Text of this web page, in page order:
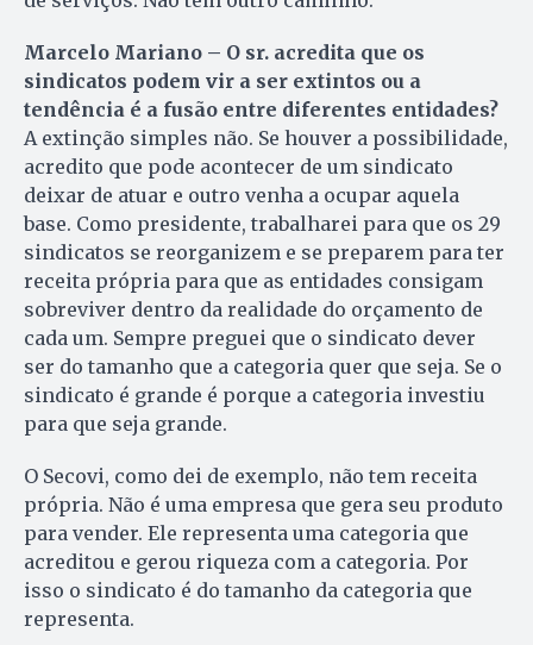
Marcelo Mariano – O sr. acredita que os
sindicatos podem vir a ser extintos ou a
tendência é a fusão entre diferentes entidades?
A extinção simples não. Se houver a possibilidade,
acredito que pode acontecer de um sindicato
deixar de atuar e outro venha a ocupar aquela
base. Como presidente, trabalharei para que os 29
sindicatos se reorganizem e se preparem para ter
receita própria para que as entidades consigam
sobreviver dentro da realidade do orçamento de
cada um. Sempre preguei que o sindicato dever
ser do tamanho que a categoria quer que seja. Se o
sindicato é grande é porque a categoria investiu
para que seja grande.
O Secovi, como dei de exemplo, não tem receita
própria. Não é uma empresa que gera seu produto
para vender. Ele representa uma categoria que
acreditou e gerou riqueza com a categoria. Por
isso o sindicato é do tamanho da categoria que
representa.